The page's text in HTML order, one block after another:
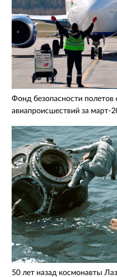
Фонд безопасности полетов
авиапроисшествий за март-
50 лет назад космонавты